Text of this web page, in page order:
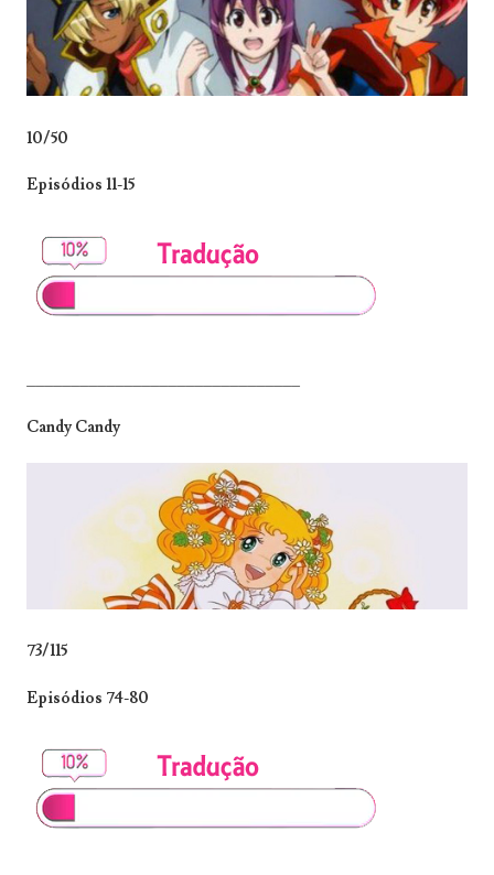
10/50
Episódios 11-15
Candy Candy
73/115
Episódios 74-80